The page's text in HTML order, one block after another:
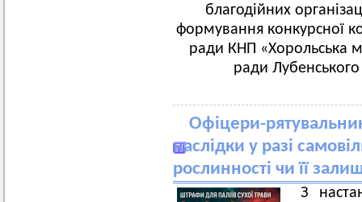
благодійних
формування конкурсної
ради КНП «Хорольська
ради Лубенського
Офіцери-
наслідки у разі
рослинності чи її
З